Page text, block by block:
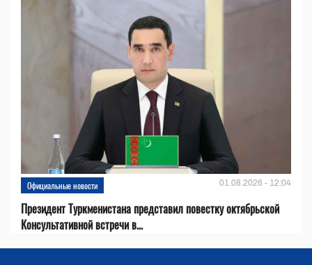
Официальные новости 01.08.2026 - 12:04
Президент Туркменистана представил повестку октябрьской
Консультативной встречи в...